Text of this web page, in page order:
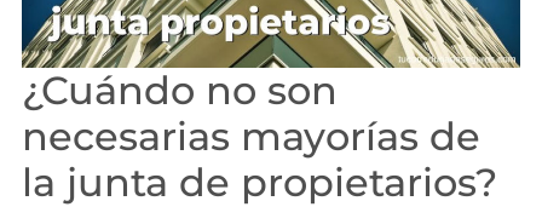
¿Cuándo no son
necesarias mayorías de
la junta de propietarios?